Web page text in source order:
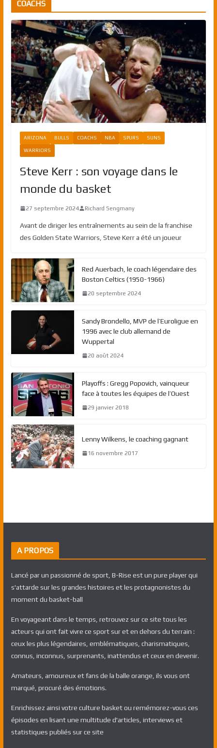
COACHS
ARIZONA BULLS COACHS NBA SPURS SUNS
WARRIORS
Steve Kerr : son voyage dans le
monde du basket
27 septembre 2024 Richard Sengmany
Avant de diriger les entraînements au sein de la franchise
des Golden State Warriors, Steve Kerr a été un joueur
Red Auerbach, le coach légendaire des
Boston Celtics (1950-1966)
20 septembre 2024
Sandy Brondello, MVP de l’Euroligue en
1996 avec le club allemand de
Wuppertal
20 août 2024
Playoffs : Gregg Popovich, vainqueur
face à toutes les équipes de l’Ouest
29 janvier 2018
Lenny Wilkens, le coaching gagnant
16 novembre 2017
A PROPOS
Lancé par un passionné de sport, B-Rise est un pure player qui
s'attarde sur les grandes histoires et les protagnonistes du
moment du basket-ball
En voyageant dans le temps, retrouvez sur ce site tous les
acteurs qui ont fait vivre ce sport sur et en dehors du terrain :
ceux les plus légendaires, emblématiques, charismatiques,
connus, inconnus, surprenants, inattendus et ceux en devenir.
Amateurs, amoureux et fans de la balle orange, ils vous ont
marqué, procuré des émotions.
Enrichissez ainsi votre culture basket ou remémorez-vous ces
épisodes en lisant une multitude d'articles, interviews et
statistiques publiés sur ce site